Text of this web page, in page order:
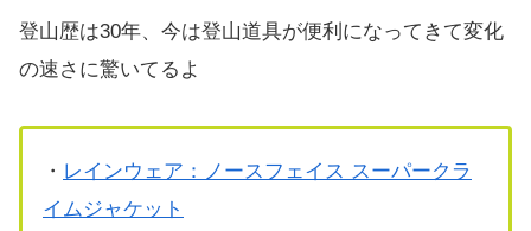
登山歴は30年、今は登山道具が便利になってきて変化
の速さに驚いてるよ
・ レインウェア：ノースフェイス スーパークラ
イムジャケット